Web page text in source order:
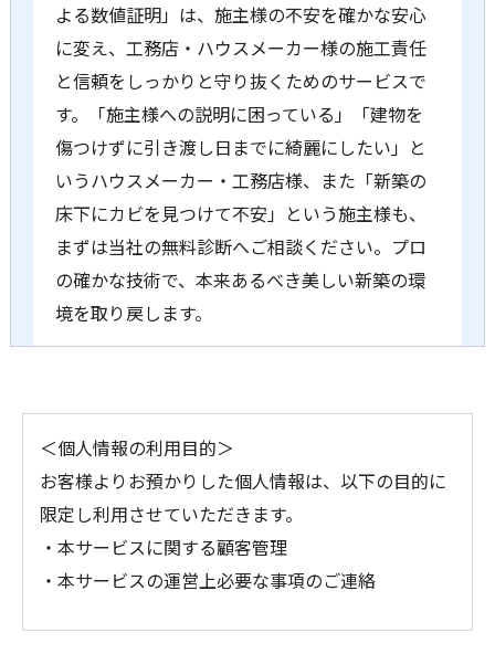
よる数値証明」は、施主様の不安を確かな安心
に変え、工務店・ハウスメーカー様の施工責任
と信頼をしっかりと守り抜くためのサービスで
す。「施主様への説明に困っている」「建物を
傷つけずに引き渡し日までに綺麗にしたい」と
いうハウスメーカー・工務店様、また「新築の
床下にカビを見つけて不安」という施主様も、
まずは当社の無料診断へご相談ください。プロ
の確かな技術で、本来あるべき美しい新築の環
境を取り戻します。
＜個人情報の利用目的＞
お客様よりお預かりした個人情報は、以下の目的に
限定し利用させていただきます。
・本サービスに関する顧客管理
・本サービスの運営上必要な事項のご連絡